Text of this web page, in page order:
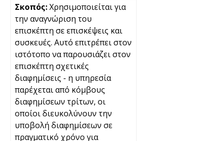
Χρησιμοποιείται για
την αναγνώριση του
επισκέπτη σε επισκέψεις και
συσκευές. Αυτό επιτρέπει στον
ιστότοπο να παρουσιάζει στον
επισκέπτη σχετικές
διαφημίσεις - η υπηρεσία
παρέχεται από κόμβους
διαφημίσεων τρίτων, οι
οποίοι διευκολύνουν την
υποβολή διαφημίσεων σε
πραγματικό χρόνο για